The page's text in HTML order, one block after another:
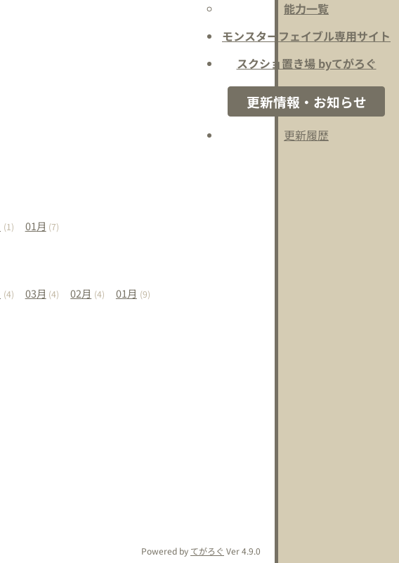
能力一覧
モンスターフェイブル専用サイト
スクショ置き場 byてがろぐ
更新情報・お知らせ
更新履歴
(1) 01 月 (7)
(4) 03月 (4) 02月 (4) 01 月 (9)
Powered by てがろぐ Ver 4.9.0